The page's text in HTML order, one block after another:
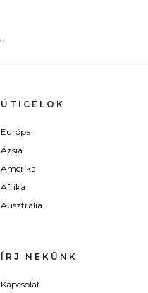
ÚTICÉLOK
Európa
Ázsia
Amerika
Afrika
Ausztrália
ÍRJ NEKÜNK
Kapcsolat